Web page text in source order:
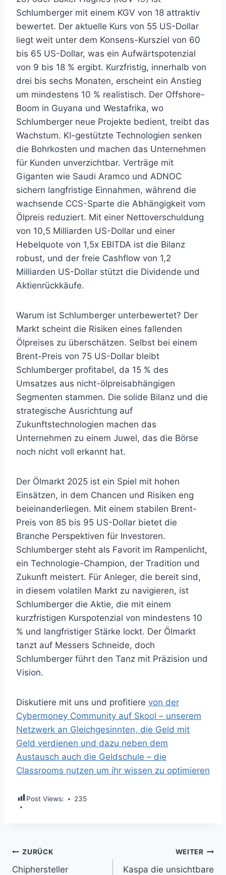
Schlumberger mit einem KGV von 18 attraktiv
bewertet. Der aktuelle Kurs von 55 US-Dollar
liegt weit unter dem Konsens-Kursziel von 60
bis 65 US-Dollar, was ein Aufwärtspotenzial
von 9 bis 18 % ergibt. Kurzfristig, innerhalb von
drei bis sechs Monaten, erscheint ein Anstieg
um mindestens 10 % realistisch. Der Offshore-
Boom in Guyana und Westafrika, wo
Schlumberger neue Projekte bedient, treibt das
Wachstum. KI-gestützte Technologien senken
die Bohrkosten und machen das Unternehmen
für Kunden unverzichtbar. Verträge mit
Giganten wie Saudi Aramco und ADNOC
sichern langfristige Einnahmen, während die
wachsende CCS-Sparte die Abhängigkeit vom
Ölpreis reduziert. Mit einer Nettoverschuldung
von 10,5 Milliarden US-Dollar und einer
Hebelquote von 1,5x EBITDA ist die Bilanz
robust, und der freie Cashflow von 1,2
Milliarden US-Dollar stützt die Dividende und
Aktienrückkäufe.
Warum ist Schlumberger unterbewertet? Der
Markt scheint die Risiken eines fallenden
Ölpreises zu überschätzen. Selbst bei einem
Brent-Preis von 75 US-Dollar bleibt
Schlumberger profitabel, da 15 % des
Umsatzes aus nicht-ölpreisabhängigen
Segmenten stammen. Die solide Bilanz und die
strategische Ausrichtung auf
Zukunftstechnologien machen das
Unternehmen zu einem Juwel, das die Börse
noch nicht voll erkannt hat.
Der Ölmarkt 2025 ist ein Spiel mit hohen
Einsätzen, in dem Chancen und Risiken eng
beieinanderliegen. Mit einem stabilen Brent-
Preis von 85 bis 95 US-Dollar bietet die
Branche Perspektiven für Investoren.
Schlumberger steht als Favorit im Rampenlicht,
ein Technologie-Champion, der Tradition und
Zukunft meistert. Für Anleger, die bereit sind,
in diesem volatilen Markt zu navigieren, ist
Schlumberger die Aktie, die mit einem
kurzfristigen Kurspotenzial von mindestens 10
% und langfristiger Stärke lockt. Der Ölmarkt
tanzt auf Messers Schneide, doch
Schlumberger führt den Tanz mit Präzision und
Vision.
Diskutiere mit uns und profitiere von der
Cybermoney Community auf Skool – unserem
Netzwerk an Gleichgesinnten, die Geld mit
Geld verdienen und dazu neben dem
Austausch auch die Geldschule – die
Classrooms nutzen um ihr wissen zu optimieren
Post Views: 235
Beitragsnavigation
ZURÜCK
Chiphersteller
WEITER
Kaspa die unsichtbare